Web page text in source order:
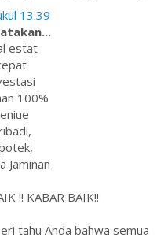
13.39
estat
100%
Jaminan
!! KABAR BAIK!!
tahu Anda bahwa semua